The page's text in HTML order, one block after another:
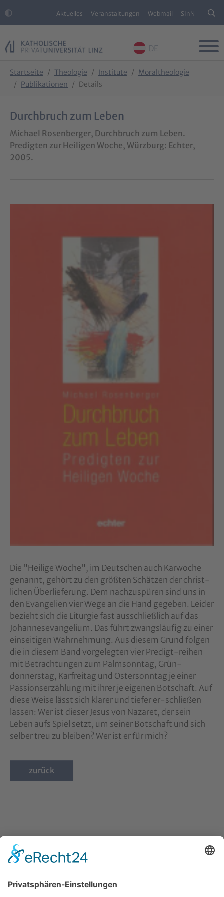
Aktuelles Veranstaltungen Webmail SInN
DE
Startseite Theologie Institute
Moraltheologie
Publikationen
Details
Durchbruch zum Leben
Michael Rosenberger, Durchbruch zum Leben.
Predigten zur Heiligen Woche, Würzburg: Echter,
2005.
Die "Heilige Woche", im Deutschen auch Karwoche
genannt, gehört zu den größten Schätzen der christ-
lichen Überlieferung. Dem nachzuspüren sind uns in
den Evangelien vier Wege an die Hand gegeben. Leider
bezieht sich die Liturgie fast ausschließlich auf das
Johannesevangelium. Das führt zwangsläufig zu einer
einseitigen Wahrnehmung. Aus diesem Grund folgen
die in diesem Band vorgelegten vier Predigt-reihen
mit Betrachtungen zum Palmsonntag, Grün-
donnerstag, Karfreitag und Ostersonntag je einer
Passionserzählung mit ihrer je eigenen Botschaft. Auf
diese Weise lässt sich klarer und tiefer er-schließen
lassen: Wer ist dieser Jesus von Nazaret, der sein
Leben aufs Spiel setzt, um seiner Botschaft und sich
selber treu zu bleiben? Wer ist er für mich?
zurück
Katholische Privat-Universität Linz
Bethlehemstraße 20
T:+43 732 / 784293